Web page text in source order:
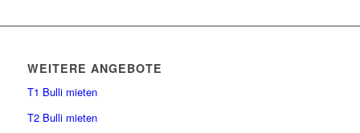
WEITERE ANGEBOTE
T1 Bulli mieten
T2 Bulli mieten